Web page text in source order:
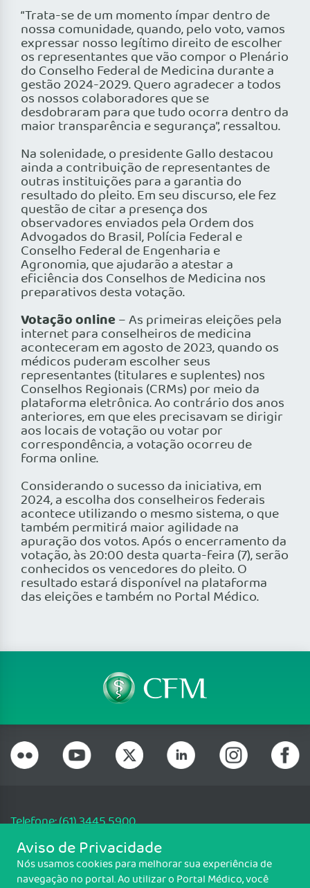
“Trata-se de um momento ímpar dentro de
nossa comunidade, quando, pelo voto, vamos
expressar nosso legítimo direito de escolher
os representantes que vão compor o Plenário
do Conselho Federal de Medicina durante a
gestão 2024-2029. Quero agradecer a todos
os nossos colaboradores que se
desdobraram para que tudo ocorra dentro da
maior transparência e segurança”, ressaltou.
Na solenidade, o presidente Gallo destacou
ainda a contribuição de representantes de
outras instituições para a garantia do
resultado do pleito. Em seu discurso, ele fez
questão de citar a presença dos
observadores enviados pela Ordem dos
Advogados do Brasil, Polícia Federal e
Conselho Federal de Engenharia e
Agronomia, que ajudarão a atestar a
eficiência dos Conselhos de Medicina nos
preparativos desta votação.
Votação online– As primeiras eleições pela
internet para conselheiros de medicina
aconteceram em agosto de 2023, quando os
médicos puderam escolher seus
representantes (titulares e suplentes) nos
Conselhos Regionais (CRMs) por meio da
plataforma eletrônica. Ao contrário dos anos
anteriores, em que eles precisavam se dirigir
aos locais de votação ou votar por
correspondência, a votação ocorreu de
forma online.
Considerando o sucesso da iniciativa, em
2024, a escolha dos conselheiros federais
acontece utilizando o mesmo sistema, o que
também permitirá maior agilidade na
apuração dos votos. Após o encerramento da
votação, às 20:00 desta quarta-feira (7), serão
conhecidos os vencedores do pleito. O
resultado estará disponível na plataforma
das eleições e também no Portal Médico.
Telefone: (61) 3445 5900
Email: cfm@portalmedico.org.br
SGAS 616, Conjunto D, Lote 115, L2 Sul, Brasília/DF - CEP: 70200-760 -
CNPJ: 33.583.550/0001-30
Aviso de Privacidade
Nós usamos cookies para melhorar sua experiência de
navegação no portal. Ao utilizar o Portal Médico, você